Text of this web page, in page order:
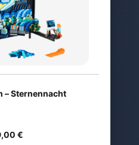
– Sternennacht
€